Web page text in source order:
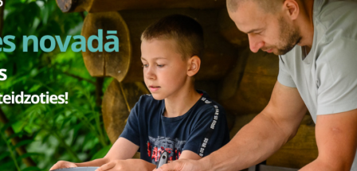
projekta izmaksas – 248 996,70 EUR;
– 178 500,00 EUR;
novada pašvaldības finansējums– 70 496,70 EUR.
īstenotlīdz 2027. gada 31. decembrim.